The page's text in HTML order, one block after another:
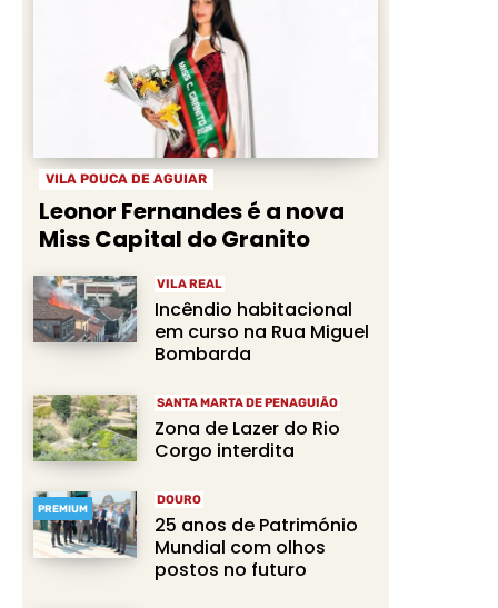
VILA POUCA DE AGUIAR
Leonor Fernandes é a nova
Miss Capital do Granito
VILA REAL
Incêndio habitacional
em curso na Rua Miguel
Bombarda
SANTA MARTA DE PENAGUIÃO
Zona de Lazer do Rio
Corgo interdita
PREMIUM
DOURO
25 anos de Património
Mundial com olhos
postos no futuro